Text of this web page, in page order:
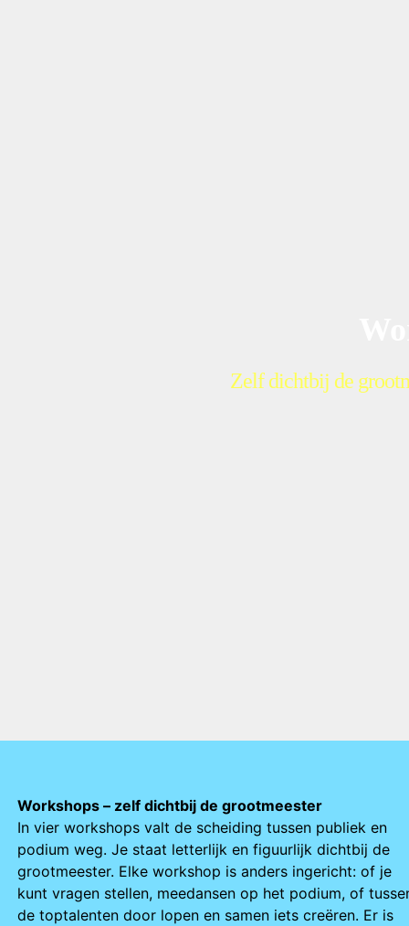
Zelf dichtbij de
Workshops – zelf dichtbij de grootmeester
In vier workshops valt de scheiding tussen publiek en
podium weg. Je staat letterlijk en figuurlijk dichtbij de
grootmeester. Elke workshop is anders ingericht: of je
kunt vragen stellen, meedansen op het podium, of
de toptalenten door lopen en samen iets creëren. Er is